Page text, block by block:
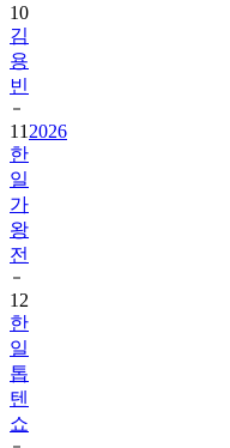
10
김
용
빈
11 2026
한
일
가
왕
전
12
한
일
톱
텐
쇼